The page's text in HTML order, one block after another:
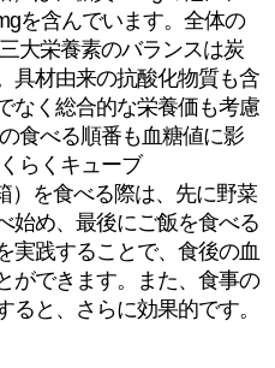
を含んでいます。全体の
大栄養素のバランスは炭
具材由来の抗酸化物質も含
なく総合的な栄養価も考慮
食べる順番も血糖値に影
らくキューブ
）を食べる際は、先に野菜
始め、最後にご飯を食べる
実践することで、食後の血
ができます。また、食事の
と、さらに効果的です。